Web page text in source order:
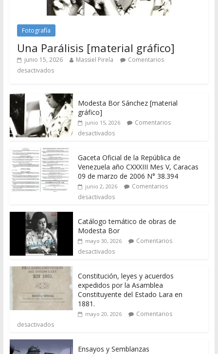
Fotografía
Una Parálisis [material gráfico]
junio 15, 2026 Massiel Pirela
Comentarios
desactivados
Modesta Bor Sánchez [material
gráfico]
junio 15, 2026
Comentarios
desactivados
Gaceta Oficial de la República de
Venezuela año CXXXIII Mes V, Caracas
09 de marzo de 2006 N° 38.394
junio 2, 2026
Comentarios
desactivados
Catálogo temático de obras de
Modesta Bor
mayo 30, 2026
Comentarios
desactivados
Constitución, leyes y acuerdos
expedidos por la Asamblea
Constituyente del Estado Lara en
1881.
mayo 20, 2026
Comentarios
desactivados
Ensayos y Semblanzas